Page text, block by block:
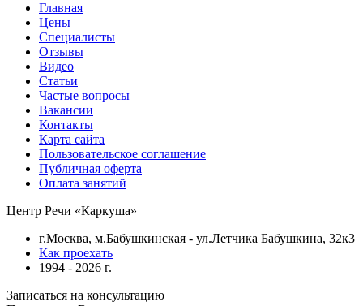
Главная
Цены
Специалисты
Отзывы
Видео
Статьи
Частые вопросы
Вакансии
Контакты
Карта сайта
Пользовательское соглашение
Публичная оферта
Оплата занятий
Центр Речи «Каркуша»
г.Москва, м.Бабушкинская - ул.Летчика Бабушкина, 32к3
Как проехать
1994 - 2026 г.
Записаться на консультацию